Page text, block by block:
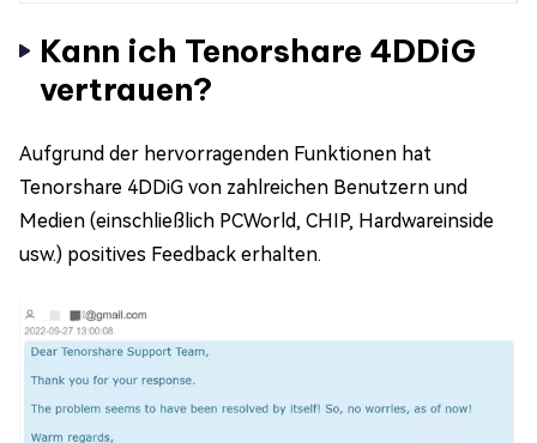
Kann ich Tenorshare 4DDiG
vertrauen?
Aufgrund der hervorragenden Funktionen hat
Tenorshare 4DDiG von zahlreichen Benutzern und
Medien (einschließlich PCWorld, CHIP, Hardwareinside
usw.) positives Feedback erhalten.